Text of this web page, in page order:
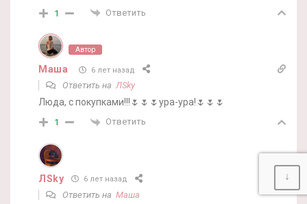
1 Ответить
Автор
Маша 6 лет назад
Ответить наЛSky
Люда, с покупками!!!🌷🌷🌷ура-ура!🌷🌷🌷
1 Ответить
ЛSky 6 лет назад
Ответить на Маша
↓